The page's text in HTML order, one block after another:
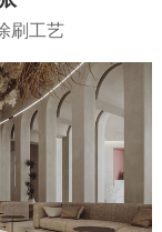
刷工艺